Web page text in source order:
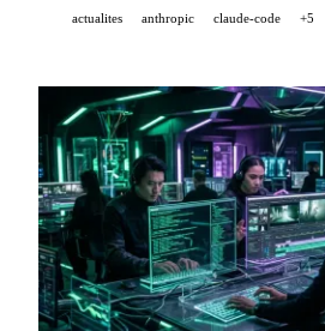
Amp substitui seus modos
actualites anthropic claude-code +5